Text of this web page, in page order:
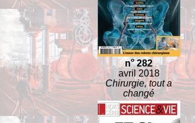
no282
avril 2018
Chirurgie, tout a
changé